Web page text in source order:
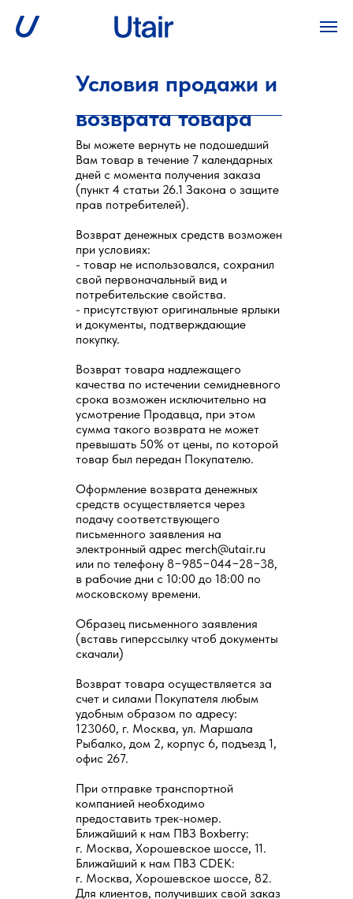
Вы можете вернуть не подошедший
Вам товар в течение 7 календарных
дней с момента получения заказа
(пункт 4 статьи 26.1 Закона о защите
прав потребителей).
Возврат денежных средств возможен
при условиях:
- товар не использовался, сохранил
свой первоначальный вид и
потребительские свойства.
- присутствуют оригинальные ярлыки
и документы, подтверждающие
покупку.
Возврат товара надлежащего
качества по истечении семидневного
срока возможен исключительно на
усмотрение Продавца, при этом
сумма такого возврата не может
превышать 50% от цены, по которой
товар был передан Покупателю.
Оформление возврата денежных
средств осуществляется через
подачу соответствующего
письменного заявления на
электронный адрес merch@utair.ru
или по телефону 8−985−044−28−38,
в рабочие дни с 10:00 до 18:00 по
московскому времени.
Образец письменного заявления
(вставь гиперссылку чтоб документы
скачали)
Возврат товара осуществляется за
счет и силами Покупателя любым
удобным образом по адресу:
123060, г. Москва, ул. Маршала
Рыбалко, дом 2, корпус 6, подъезд 1,
офис 267.
При отправке транспортной
компанией необходимо
предоставить трек-номер.
Ближайший к нам ПВЗ Boxberry:
г. Москва, Хорошевское шоссе, 11.
Ближайший к нам ПВЗ CDEK:
г. Москва, Хорошевское шоссе, 82.
Для клиентов, получивших свой заказ
Условия продажи и
возврата товара